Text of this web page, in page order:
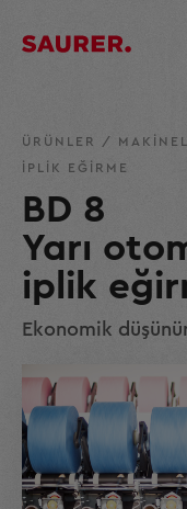
ÜRÜNLER /
IPLIK EĞIRME
BD 8
Yarı
iplik
Ekonomik